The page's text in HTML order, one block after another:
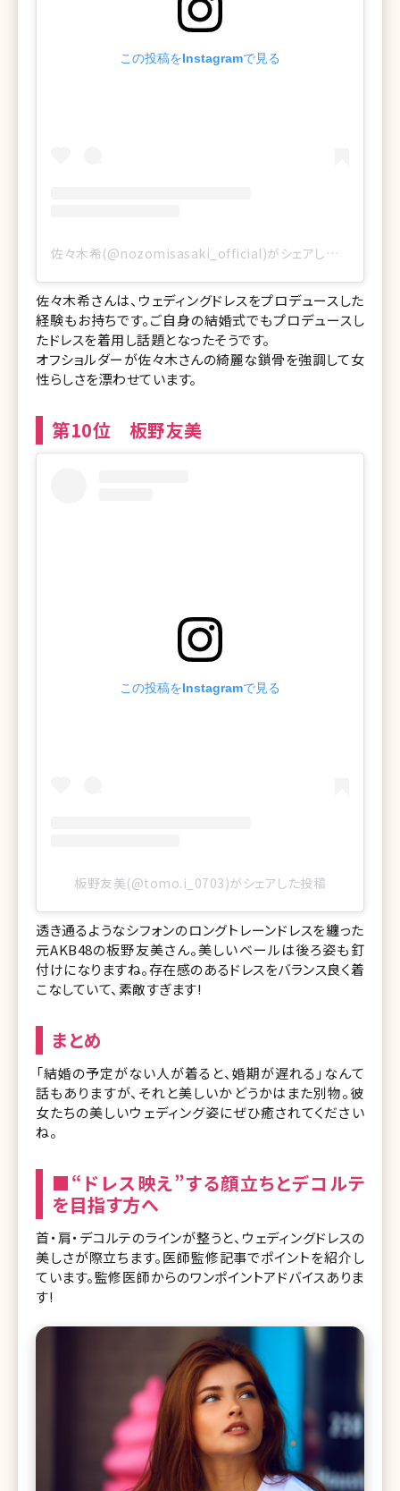
この投稿をInstagramで見る
佐々木希(@nozomisasaki_official)がシェアした投稿
佐々木希さんは、ウェディングドレスをプロデュースした
経験もお持ちです。ご自身の結婚式でもプロデュースし
たドレスを着用し話題となったそうです。
オフショルダーが佐々木さんの綺麗な鎖骨を強調して女
性らしさを漂わせています。
第10位 板野友美
この投稿をInstagramで見る
板野友美(@tomo.i_0703)がシェアした投稿
透き通るようなシフォンのロングトレーンドレスを纏った
元AKB48の板野友美さん。美しいベールは後ろ姿も釘
付けになりますね。存在感のあるドレスをバランス良く着
こなしていて、素敵すぎます!
まとめ
「結婚の予定がない人が着ると、婚期が遅れる」なんて
話もありますが、それと美しいかどうかはまた別物。彼
女たちの美しいウェディング姿にぜひ癒されてください
ね。
■“ドレス映え”する顔立ちとデコルテ
を目指す方へ
首・肩・デコルテのラインが整うと、ウェディングドレスの
美しさが際立ちます。医師監修記事でポイントを紹介し
ています。監修医師からのワンポイントアドバイスありま
す!